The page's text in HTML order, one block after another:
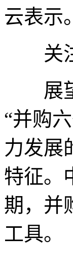
云表示。
关注
展望
“并购
力发展
特征。
期，并
工具。